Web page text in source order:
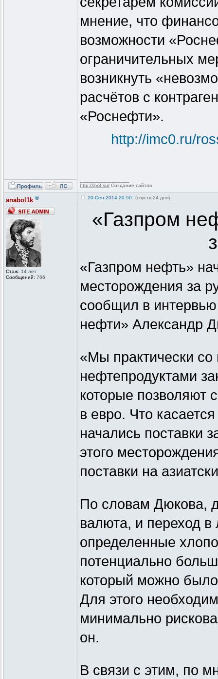
мнение, что
возможности
ограничительных
возникнуть
расчётов с
«Роснефти».
http://imc0.ru/
http://2v3.su/ Создание сайтов
anabol1k ®
Стаж: 14 лет
Сообщений: 766
20-Сен-2014 20:50 (спустя 24 дня)
«Газпром
«Газпром нефть»
месторождения за
сообщил в интервью
нефти» Александр
«Мы практически
нефтепродуктами
которые позволяют
в евро. Что
начались поставки
этого
поставки на
По словам Дюкова,
валюта, и переход
определенные
потенциально
который можно
Для этого
минимально
он.
В связи с этим, по